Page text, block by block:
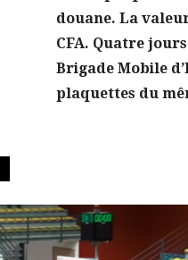
douane. La
CFA. Quatre
Brigade Mobile
plaquettes du